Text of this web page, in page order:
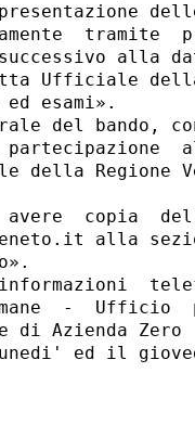
tramite
alla
Ufficiale
esami».
del bando,
della Regione
avere  copia
alla
-  Ufficio
di Azienda
ed il